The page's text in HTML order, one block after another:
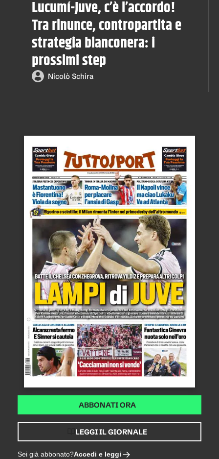
Lucumí-Juve, c’è l’accordo!
Tra rinunce, contropartita e
strategia bianconera: i
prossimi step
Nicolò Schira
ABBONATI ORA
LEGGI IL GIORNALE
Sei già abbonato?Accedi e leggi